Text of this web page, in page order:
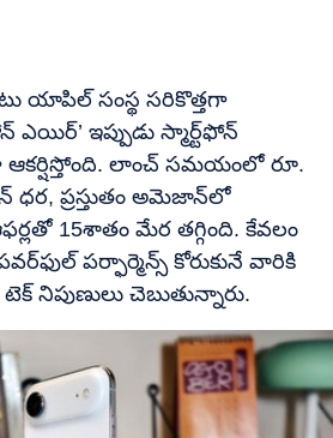
యాపిల్​ సంస్థ సరికొత్తగా
ఇప్పుడు స్మార్ట్‌ఫోన్
ఆకర్షిస్తోంది. లాంచ్ సమయంలో రూ.
ధర, ప్రస్తుతం అమెజాన్‌లో
15శాతం మేర తగ్గింది. కేవలం
పర్ఫార్మెన్స్ కోరుకునే వారికి
నిపుణులు చెబుతున్నారు.